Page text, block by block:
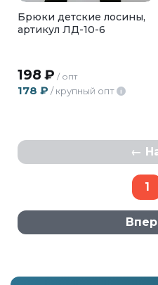
Брюки детские лосины,
артикул ЛД-10-6
198 ₽ / опт
178 ₽ / крупный опт i
1